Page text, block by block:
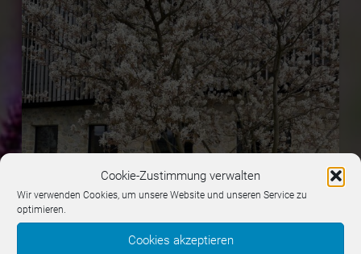
Cookie-Zustimmung verwalten
Wir verwenden Cookies, um unsere Website und unseren Service zu
optimieren.
Cookies akzeptieren